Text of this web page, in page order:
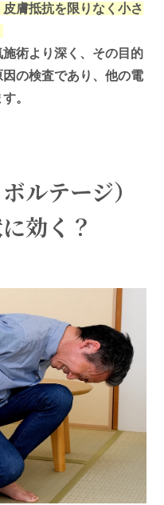
膚抵抗を限りなく小さ
術より深く、その目的
の検査であり、他の電
。
ルテージ）
効く？